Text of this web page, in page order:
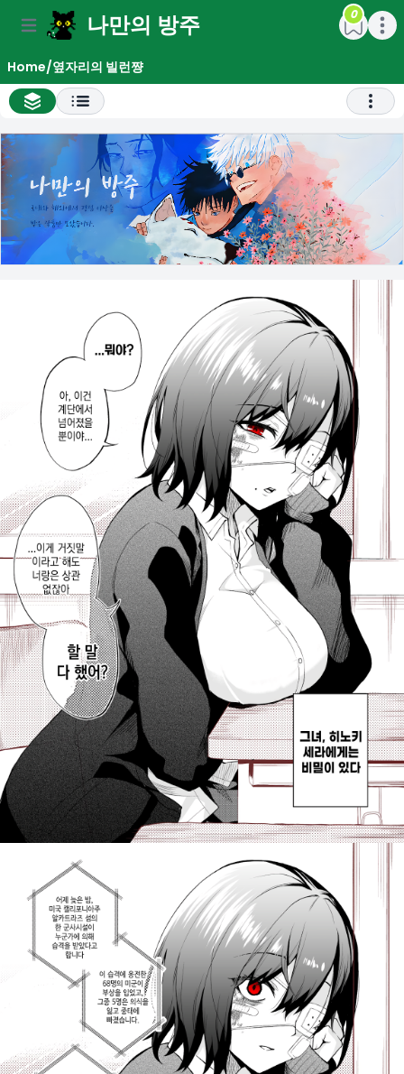
Open main menu나만의 방주 Open
0
Home/옆자리의 빌런쨩
All Chapter List
menu